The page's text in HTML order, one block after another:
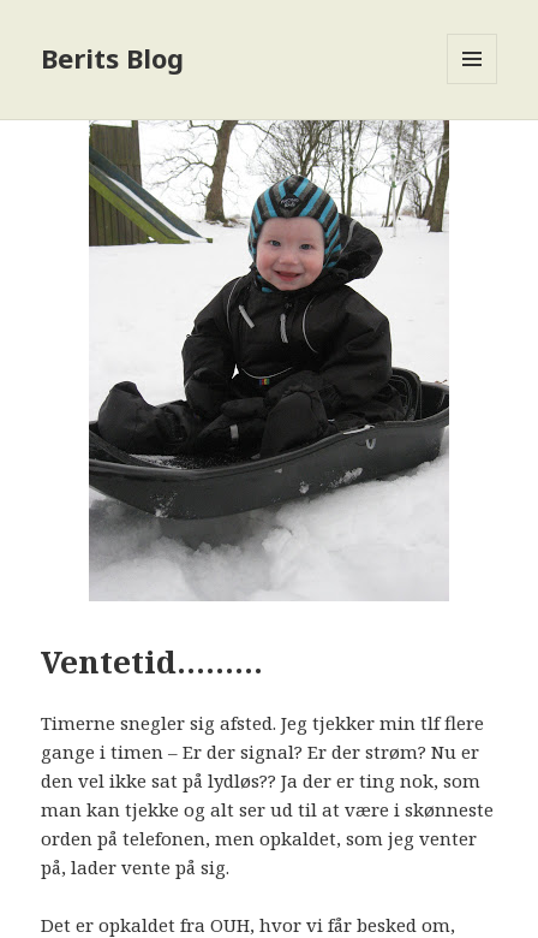
Berits Blog
WIDGETS
Ventetid………
Timerne snegler sig afsted. Jeg tjekker min tlf flere
gange i timen – Er der signal? Er der strøm? Nu er
den vel ikke sat på lydløs?? Ja der er ting nok, som
man kan tjekke og alt ser ud til at være i skønneste
orden på telefonen, men opkaldet, som jeg venter
på, lader vente på sig.
Det er opkaldet fra OUH, hvor vi får besked om,